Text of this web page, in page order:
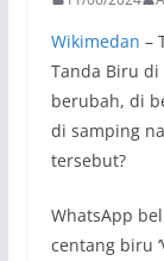
Wikimedan –
Tanda Biru di
berubah, di
di samping
tersebut?
WhatsApp
centang biru